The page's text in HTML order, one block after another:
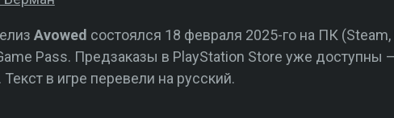
Avowed состоялся 18 февраля 2025-го на ПК
Pass. Предзаказы в PlayStation Store уже доступны
в игре перевели на русский.